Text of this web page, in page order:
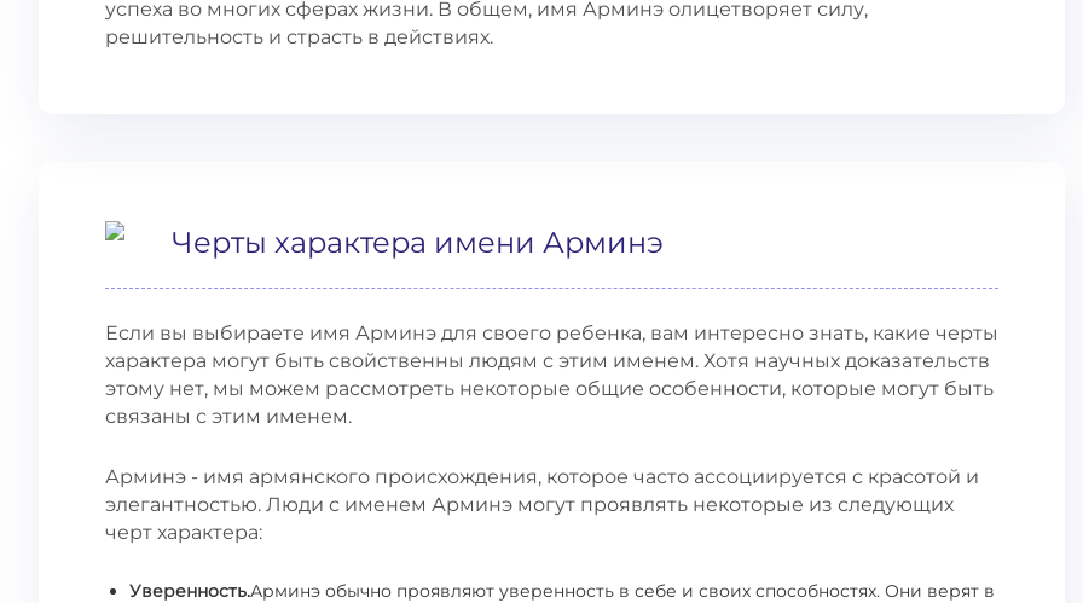
успеха во многих сферах жизни. В общем, имя Арминэ олицетворяет силу,
решительность и страсть в действиях.
Черты характера имени Арминэ
Если вы выбираете имя Арминэ для своего ребенка, вам интересно знать, какие черты
характера могут быть свойственны людям с этим именем. Хотя научных доказательств
этому нет, мы можем рассмотреть некоторые общие особенности, которые могут быть
связаны с этим именем.
Арминэ - имя армянского происхождения, которое часто ассоциируется с красотой и
элегантностью. Люди с именем Арминэ могут проявлять некоторые из следующих
черт характера:
Уверенность.Арминэ обычно проявляют уверенность в себе и своих способностях. Они верят в